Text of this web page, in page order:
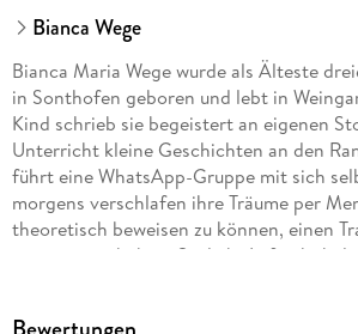
Bianca Wege
Bianca Maria Wege wurde als Älteste
in Sonthofen geboren und lebt in
Kind schrieb sie begeistert an eigenen
Unterricht kleine Geschichten an den
führt eine WhatsApp-Gruppe mit sich
morgens verschlafen ihre Träume per
theoretisch beweisen zu können, einen
geträumt zu haben. Sie liebt